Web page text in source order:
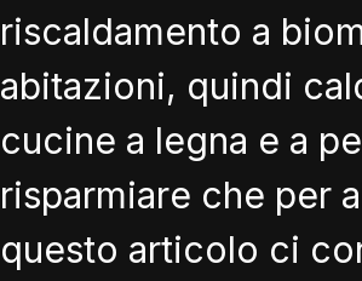
riscaldamento a
abitazioni, quindi
cucine a legna e a
risparmiare che per
questo articolo ci